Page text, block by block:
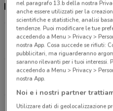
Negozi Dyson nelle
Via Cola di Rienzo, 173
2.9 km
APERTO
Via Alberto Lionello,
8.3 km
nel paragrafo 13.b della nostra
anche essere utilizzati per la
scientifiche e statistiche, analisi
tendenze. Puoi modificare le tue
accedendo a Menu > Privacy >
nostra App. Cosa succede se rifiuti:
pubblicitari, ma riguarderanno
saranno rilevanti per i tuoi interessi.
accedendo a Menu > Privacy >
nostra App.
Noi e i nostri partner
Utilizzare dati di geolocalizzazione